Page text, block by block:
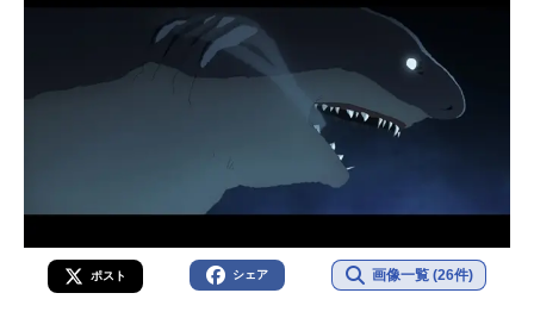
ポスト シェア 画像一覧 (26件)